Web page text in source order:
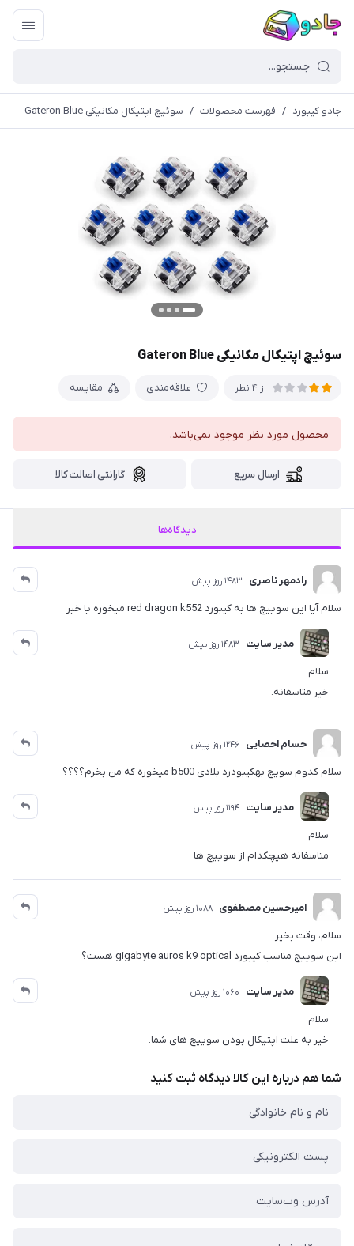
جادو کیبورد / فهرست محصولات / سوئیچ اپتیکال مکانیکی Gateron Blue
سوئیچ اپتیکال مکانیکی Gateron Blue
از 4 نظر علاقه‌مندی مقایسه
محصول مورد نظر موجود نمی‌باشد.
ارسال سریع گارانتی اصالت کالا
دیدگاه‌ها
رادمهر ناصری 1483 روز پیش
سلام آیا این سوییچ ها به کیبورد red dragon k552 میخوره یا خیر
مدیر سایت 1483 روز پیش
سلام
خیر متاسفانه.
حسام احصایی 1246 روز پیش
سلام کدوم سویچ بهکیبودرد بلادی b500 میخوره که من بخرم؟؟؟؟
مدیر سایت 1194 روز پیش
سلام
متاسفانه هیچکدام از سوییچ ها
امیرحسین مصطفوی 1088 روز پیش
سلام، وقت بخیر
این سوییچ مناسب کیبورد gigabyte auros k9 optical هست؟
مدیر سایت 1060 روز پیش
سلام
خیر به علت اپتیکال بودن سوییچ های شما.
شما هم درباره این کالا دیدگاه ثبت کنید